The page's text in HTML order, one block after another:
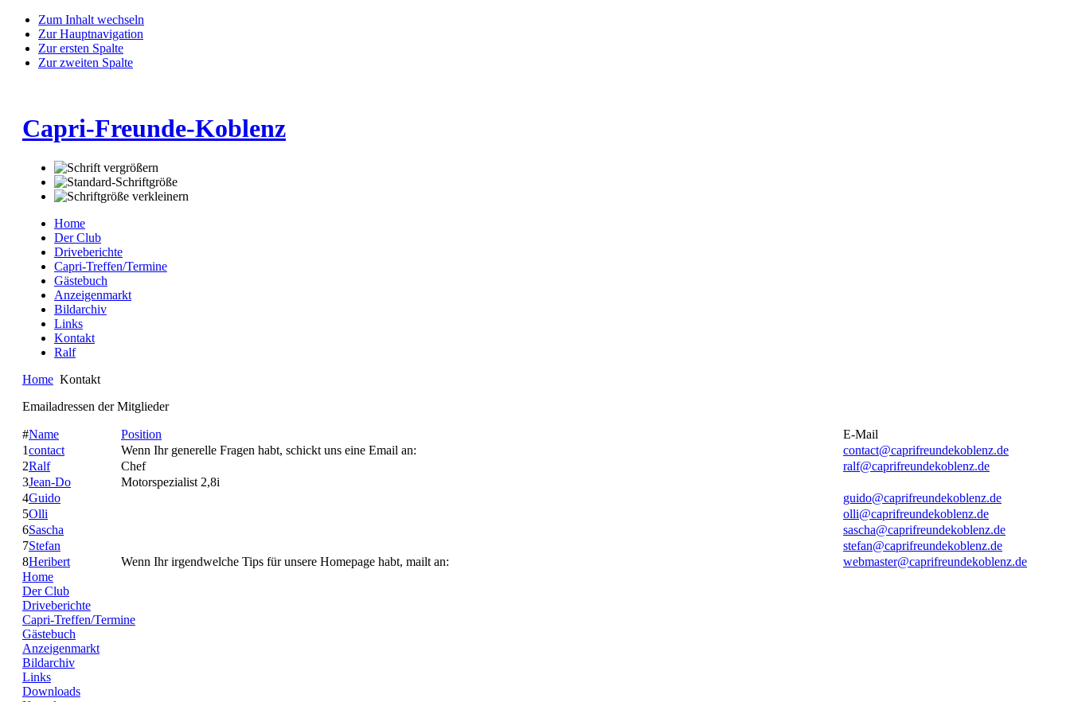
Zum Inhalt wechseln
Zur Hauptnavigation
Zur ersten Spalte
Zur zweiten Spalte
Capri-Freunde-Koblenz
Home
Der Club
Driveberichte
Capri-Treffen/Termine
Gästebuch
Anzeigenmarkt
Bildarchiv
Links
Kontakt
Ralf
Home Kontakt
Emailadressen der Mitglieder
#Name Position
E-Mail
1contact Wenn Ihr generelle Fragen habt, schickt uns eine Email an:
contact@caprifreundekoblenz.de
2Ralf Chef
ralf@caprifreundekoblenz.de
3Jean-Do
Motorspezialist 2,8i
4Guido
guido@caprifreundekoblenz.de
5Olli
olli@caprifreundekoblenz.de
6Sascha
sascha@caprifreundekoblenz.de
7Stefan
stefan@caprifreundekoblenz.de
8Heribert Wenn Ihr irgendwelche Tips für unsere Homepage habt, mailt an:
webmaster@caprifreundekoblenz.de
Home
Der Club
Driveberichte
Capri-Treffen/Termine
Gästebuch
Anzeigenmarkt
Bildarchiv
Links
Downloads